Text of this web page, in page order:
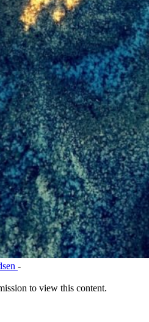
-
to view this content.